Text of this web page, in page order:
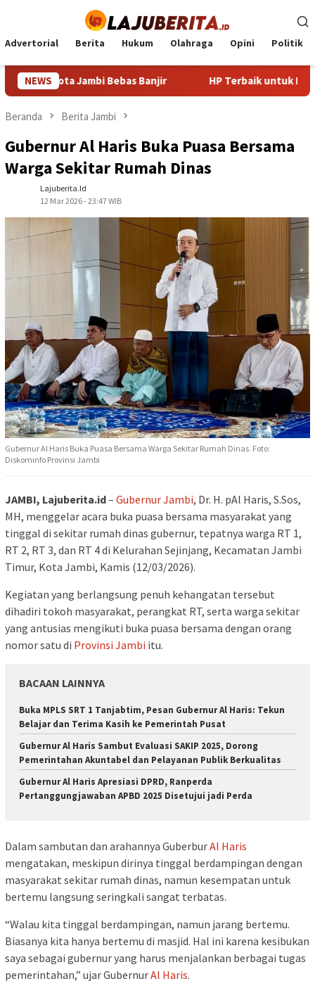
konten
Advertorial Berita Hukum Olahraga Opini Politik
NEWS
Jambi Bebas Banjir HP Terbaik untuk PUBG 2024:
Beranda Berita Jambi
Gubernur Al Haris Buka Puasa Bersama
Warga Sekitar Rumah Dinas
Lajuberita.id
12 Mar 2026 - 23:47 WIB
Gubernur Al Haris Buka Puasa Bersama Warga Sekitar Rumah Dinas. Foto:
Diskominfo Provinsi Jambi
JAMBI, Lajuberita.id– Gubernur Jambi, Dr. H. pAl Haris, S.Sos,
MH, menggelar acara buka puasa bersama masyarakat yang
tinggal di sekitar rumah dinas gubernur, tepatnya warga RT 1,
RT 2, RT 3, dan RT 4 di Kelurahan Sejinjang, Kecamatan Jambi
Timur, Kota Jambi, Kamis (12/03/2026).
Kegiatan yang berlangsung penuh kehangatan tersebut
dihadiri tokoh masyarakat, perangkat RT, serta warga sekitar
yang antusias mengikuti buka puasa bersama dengan orang
nomor satu di Provinsi Jambi itu.
BACAAN LAINNYA
Buka MPLS SRT 1 Tanjabtim, Pesan Gubernur Al Haris: Tekun
Belajar dan Terima Kasih ke Pemerintah Pusat
Gubernur Al Haris Sambut Evaluasi SAKIP 2025, Dorong
Pemerintahan Akuntabel dan Pelayanan Publik Berkualitas
Gubernur Al Haris Apresiasi DPRD, Ranperda
Pertanggungjawaban APBD 2025 Disetujui jadi Perda
Dalam sambutan dan arahannya GuberburAl Haris
mengatakan, meskipun dirinya tinggal berdampingan dengan
masyarakat sekitar rumah dinas, namun kesempatan untuk
bertemu langsung seringkali sangat terbatas.
“Walau kita tinggal berdampingan, namun jarang bertemu.
Biasanya kita hanya bertemu di masjid. Hal ini karena kesibukan
saya sebagai gubernur yang harus menjalankan berbagai tugas
pemerintahan,” ujar GubernurAl Haris.